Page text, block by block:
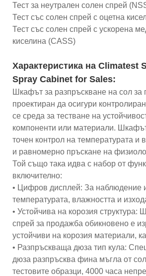
Тест за неутрален солен спрей
Тест със солен спрей с оцетна
Тест със солен спрей с ускорена
киселина (CASS)
Характеристика на Climatest
Spray Cabinet for Sales:
Шкафът за разпръскване на сол за
проектиран да осигури
се среда за тестване на
компоненти или материали.
точен контрол на температурата и
и равномерно пръскане на
Той също така идва с набор от
включително:
• Цифров дисплей: За наблюдение
температурата, влажността и
• Устойчива на корозия структура:
спрей за продажба обикновено е
устойчиви на корозия материали,
• Разпръскваща дюза тип кула:
дюза разпръсква фина мъгла от
тестовите образци, 4000 часа